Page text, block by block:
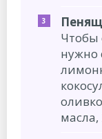
Чтобы
нужно
масла,